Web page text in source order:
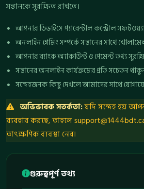
সন্তানকে সুরক্ষিত রাখতে।
আপনার ডিভাইসে প্যারেন্টাল কন্ট্রোল
অনলাইন গেমিং সম্পর্কে সন্তানের সাথে
আপনার ব্যাংক অ্যাকাউন্ট ও পেমেন্ট তথ্য
সন্তানের অনলাইন কার্যক্রমের প্রতি সচেতন
সন্দেহজনক কিছু দেখলে আমাদের সাথে
অভিভাবক সতর্কতা:যদি সন্দেহ হয়
ব্যবহার করছে, তাহলে
তাৎক্ষণিক ব্যবস্থা নেব।
গুরুত্বপূর্ণ তথ্য